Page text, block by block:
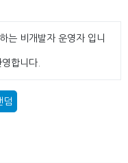
는 비개발자 운영자 입니
합니다.
덤